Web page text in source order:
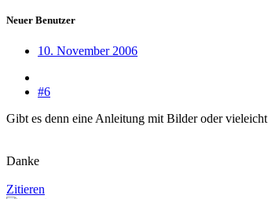
Neuer Benutzer
10. November 2006
#6
Gibt es denn eine Anleitung mit Bilder oder
Danke
Zitieren